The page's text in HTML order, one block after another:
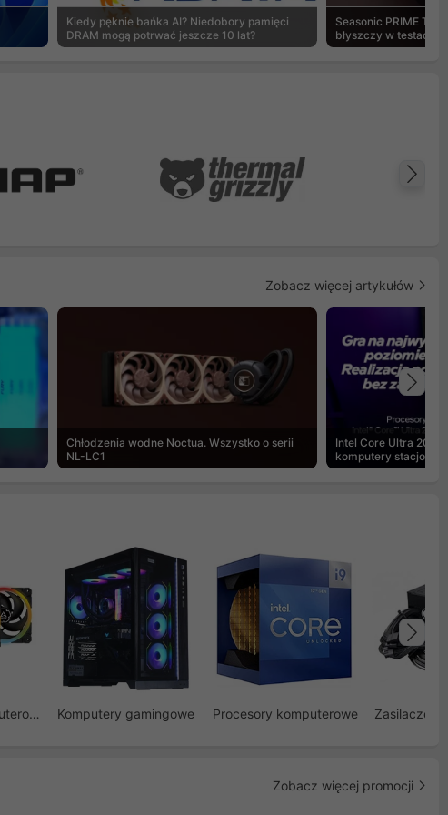
Kiedy pęknie bańka AI? Niedobory pamięci
DRAM mogą potrwać jeszcze 10 lat?
Seasonic PRIME
błyszczy w testach
Zobacz więcej artykułów
Chłodzenia wodne Noctua. Wszystko o serii
NL-LC1
Intel Core Ultra 200S
komputery
Wentylatory komputerowe Komputery gamingowe Procesory komputerowe Zasilacze
Zobacz więcej promocji